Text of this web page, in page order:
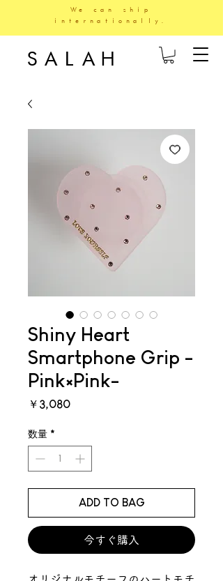
We can ship
internationally.
SALAH
Shiny Heart
Smartphone Grip -
Pink×Pink-
￥3,080価
数量 *
ADD TO BAG
今すぐ購入
オリジナルモチーフのハートモチ